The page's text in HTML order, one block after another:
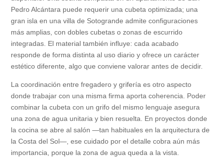
Pedro Alcántara puede requerir una cubeta optimizada; una
gran isla en una villa de Sotogrande admite configuraciones
más amplias, con dobles cubetas o zonas de escurrido
integradas. El material también influye: cada acabado
responde de forma distinta al uso diario y ofrece un carácter
estético diferente, algo que conviene valorar antes de decidir.
La coordinación entre fregadero y grifería es otro aspecto
donde trabajar con una misma firma aporta coherencia. Poder
combinar la cubeta con un grifo del mismo lenguaje asegura
una zona de agua unitaria y bien resuelta. En proyectos donde
la cocina se abre al salón —tan habituales en la arquitectura de
la Costa del Sol—, ese cuidado por el detalle cobra aún más
importancia, porque la zona de agua queda a la vista.